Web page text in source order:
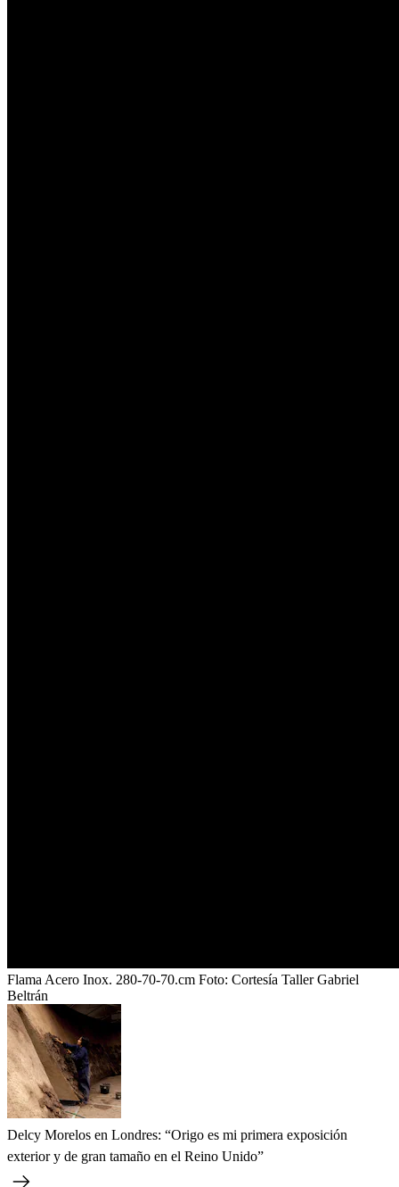
Flama Acero Inox. 280-70-70.cm Foto: Cortesía Taller Gabriel
Beltrán
Delcy Morelos en Londres: “Origo es mi primera exposición
exterior y de gran tamaño en el Reino Unido”